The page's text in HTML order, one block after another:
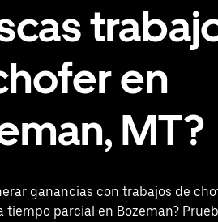
en
MT?
ganancias con trabajos de
tiempo parcial en Bozeman?